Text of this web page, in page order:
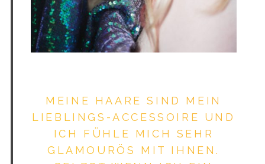
MEINE HAARE SIND MEIN
LIEBLINGS-ACCESSOIRE UND
ICH FÜHLE MICH SEHR
GLAMOURÖS MIT IHNEN.